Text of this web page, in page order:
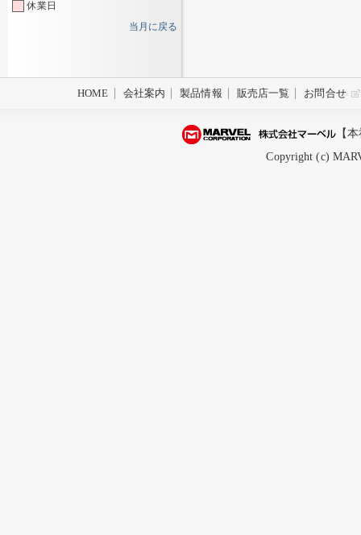
休業日
当月に戻る
HOME 会社案内 製品情報 販売店一覧 お問合せ
【
Copyright (c)